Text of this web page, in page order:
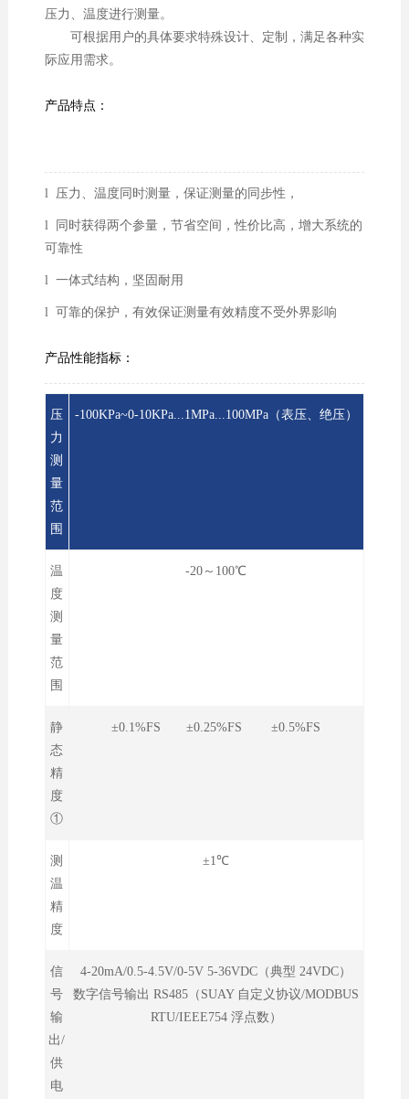
压力、温度进行测量。
可根据用户的具体要求特殊设计、定制，满足各种实
际应用需求。
产品特点：
l 压力、温度同时测量，保证测量的同步性，
l 同时获得两个参量，节省空间，性价比高，增大系统的
可靠性
l 一体式结构，坚固耐用
l 可靠的保护，有效保证测量有效精度不受外界影响
产品性能指标：
压
力
测
量
范
围
-100KPa~0-10KPa...1MPa...100MPa（表压、绝压）
温
度
测
量
范
围
-20～100℃
静
态
精
度
①
±0.1%FS ±0.25%FS ±0.5%FS
测
温
精
度
±1℃
信
号
输
出/
供
电
4-20mA/0.5-4.5V/0-5V 5-36VDC（典型 24VDC）
数字信号输出 RS485（SUAY 自定义协议/MODBUS
RTU/IEEE754 浮点数）